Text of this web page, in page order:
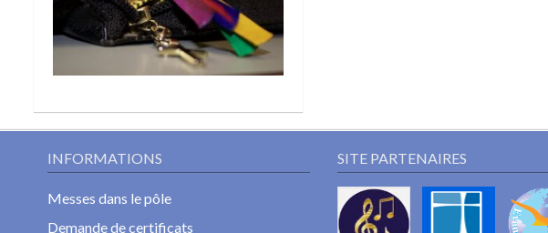
INFORMATIONS
Messes dans le pôle
Demande de certificats
SITE PARTENAIRES